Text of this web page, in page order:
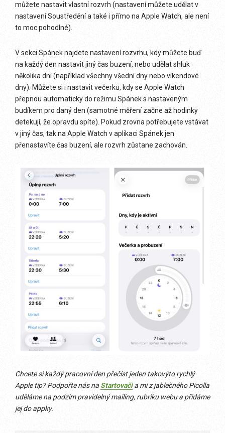
můžete nastavit vlastní rozvrh (nastavení můžete udělat v
nastavení Soustředění a také i přímo na Apple Watch, ale není
to moc pohodlné).
V sekci Spánek najdete nastavení rozvrhu, kdy můžete buď
na každý den nastavit jiný čas buzení, nebo udělat shluk
několika dní (například všechny všední dny nebo víkendové
dny). Můžete si i nastavit večerku, kdy se Apple Watch
přepnou automaticky do režimu Spánek s nastaveným
budíkem pro daný den (samotné měření začne až hodinky
detekují, že opravdu spíte). Pokud zrovna potřebujete vstávat
v jiný čas, tak na Apple Watch v aplikaci Spánek jen
přenastavíte čas buzení, ale rozvrh zůstane zachován.
Chcete si každý pracovní den přečíst jeden takovýto rychlý
Apple tip? Podpořte nás na Startovačia mi z jablečného Picolla
uděláme na podzim pravidelný mailing, rubriku webu a přidáme
jej do appky.